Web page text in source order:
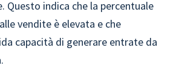
Questo indica che la percentuale
vendite è elevata e che
capacità di generare entrate da